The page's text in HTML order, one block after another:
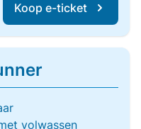
Koop e-ticket
volwassen